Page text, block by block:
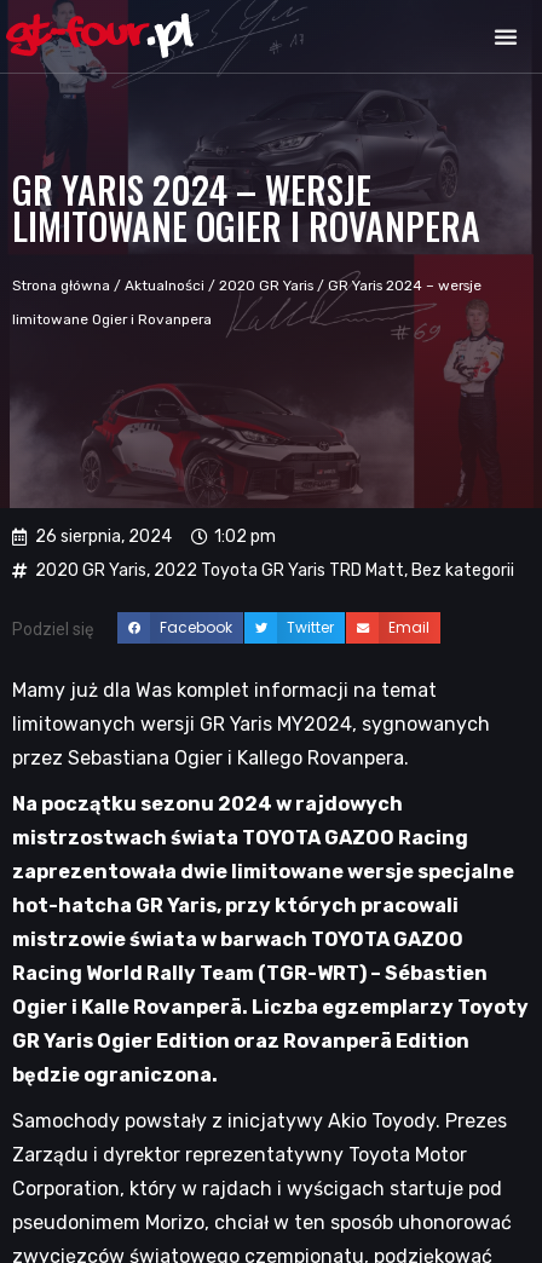
GR YARIS 2024 – WERSJE
LIMITOWANE OGIER I ROVANPERA
Strona główna / Aktualności / 2020 GR Yaris / GR Yaris 2024 – wersje
limitowane Ogier i Rovanpera
26 sierpnia, 2024
1:02 pm
2020 GR Yaris, 2022 Toyota GR Yaris TRD Matt, Bez kategorii
Podziel się Facebook Twitter Email
Mamy już dla Was komplet informacji na temat
limitowanych wersji GR Yaris MY2024, sygnowanych
przez Sebastiana Ogier i Kallego Rovanpera.
Na początku sezonu 2024 w rajdowych
mistrzostwach świata TOYOTA GAZOO Racing
zaprezentowała dwie limitowane wersje specjalne
hot-hatcha GR Yaris, przy których pracowali
mistrzowie świata w barwach TOYOTA GAZOO
Racing World Rally Team (TGR-WRT) – Sébastien
Ogier i Kalle Rovanperä. Liczba egzemplarzy Toyoty
GR Yaris Ogier Edition oraz Rovanperä Edition
będzie ograniczona.
Samochody powstały z inicjatywy Akio Toyody. Prezes
Zarządu i dyrektor reprezentatywny Toyota Motor
Corporation, który w rajdach i wyścigach startuje pod
pseudonimem Morizo, chciał w ten sposób uhonorować
zwycięzców światowego czempionatu, podziękować